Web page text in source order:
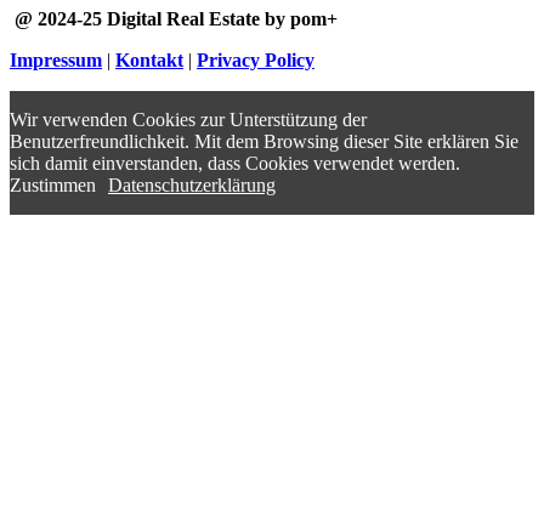
@ 2024-25 Digital Real Estate by pom+
Impressum | Kontakt | Privacy Policy
Wir verwenden Cookies zur Unterstützung der
Benutzerfreundlichkeit. Mit dem Browsing dieser Site erklären Sie
sich damit einverstanden, dass Cookies verwendet werden.
Zustimmen
Datenschutzerklärung